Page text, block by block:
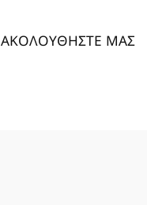
ΑΚΟΛΟΥΘΗΣΤΕ ΜΑΣ